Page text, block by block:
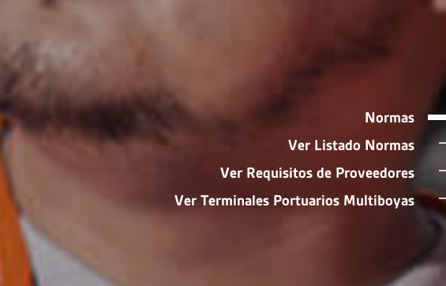
Normas
Ver Listado Normas
Ver Requisitos de Proveedores
Ver Terminales Portuarios Multiboyas